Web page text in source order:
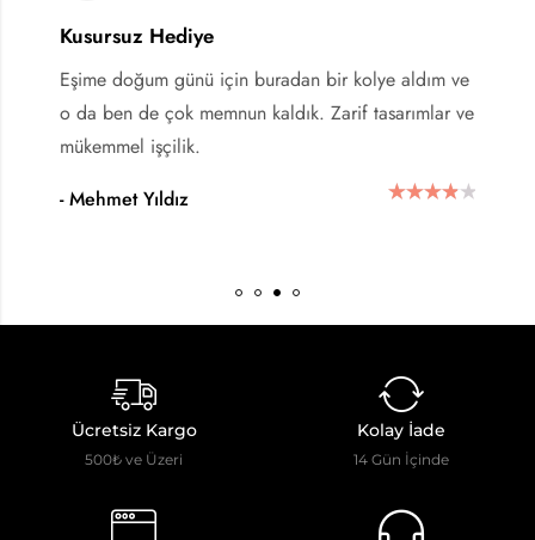
Kusursuz Hediye
Eşime doğum günü için buradan bir kolye aldım ve
o da ben de çok memnun kaldık. Zarif tasarımlar ve
mükemmel işçilik.
- Mehmet Yıldız
Ücretsiz Kargo
500₺ ve Üzeri
Kolay İade
14 Gün İçinde